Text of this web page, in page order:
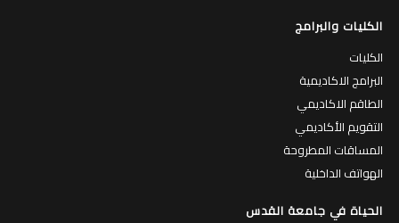
الكليات والبرامج
الكليات
البرامج الاكاديمية
الطاقم الاكاديمي
التقويم الأكاديمي
المساقات المطروحة
الهواتف الداخلية
الحياة في جامعة القدس